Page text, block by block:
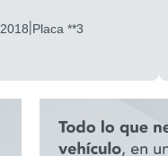
2018|Placa **3